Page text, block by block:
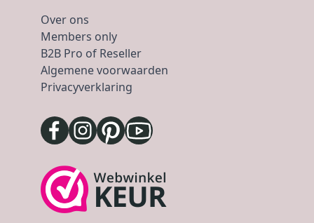
Over ons
Members only
B2B Pro of Reseller
Algemene voorwaarden
Privacyverklaring